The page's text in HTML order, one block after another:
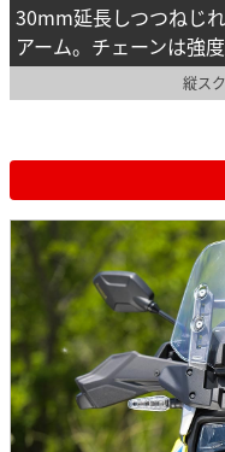
30mm延長しつつねじ
アーム。チェーンは強
縦ス